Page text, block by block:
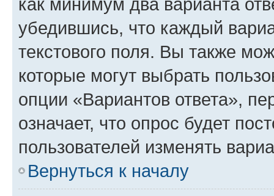
убедившись, что каждый
текстового поля. Вы также
которые могут выбрать
опции «Вариантов ответа»,
означает, что опрос будет
пользователей изменять
Вернуться к началу